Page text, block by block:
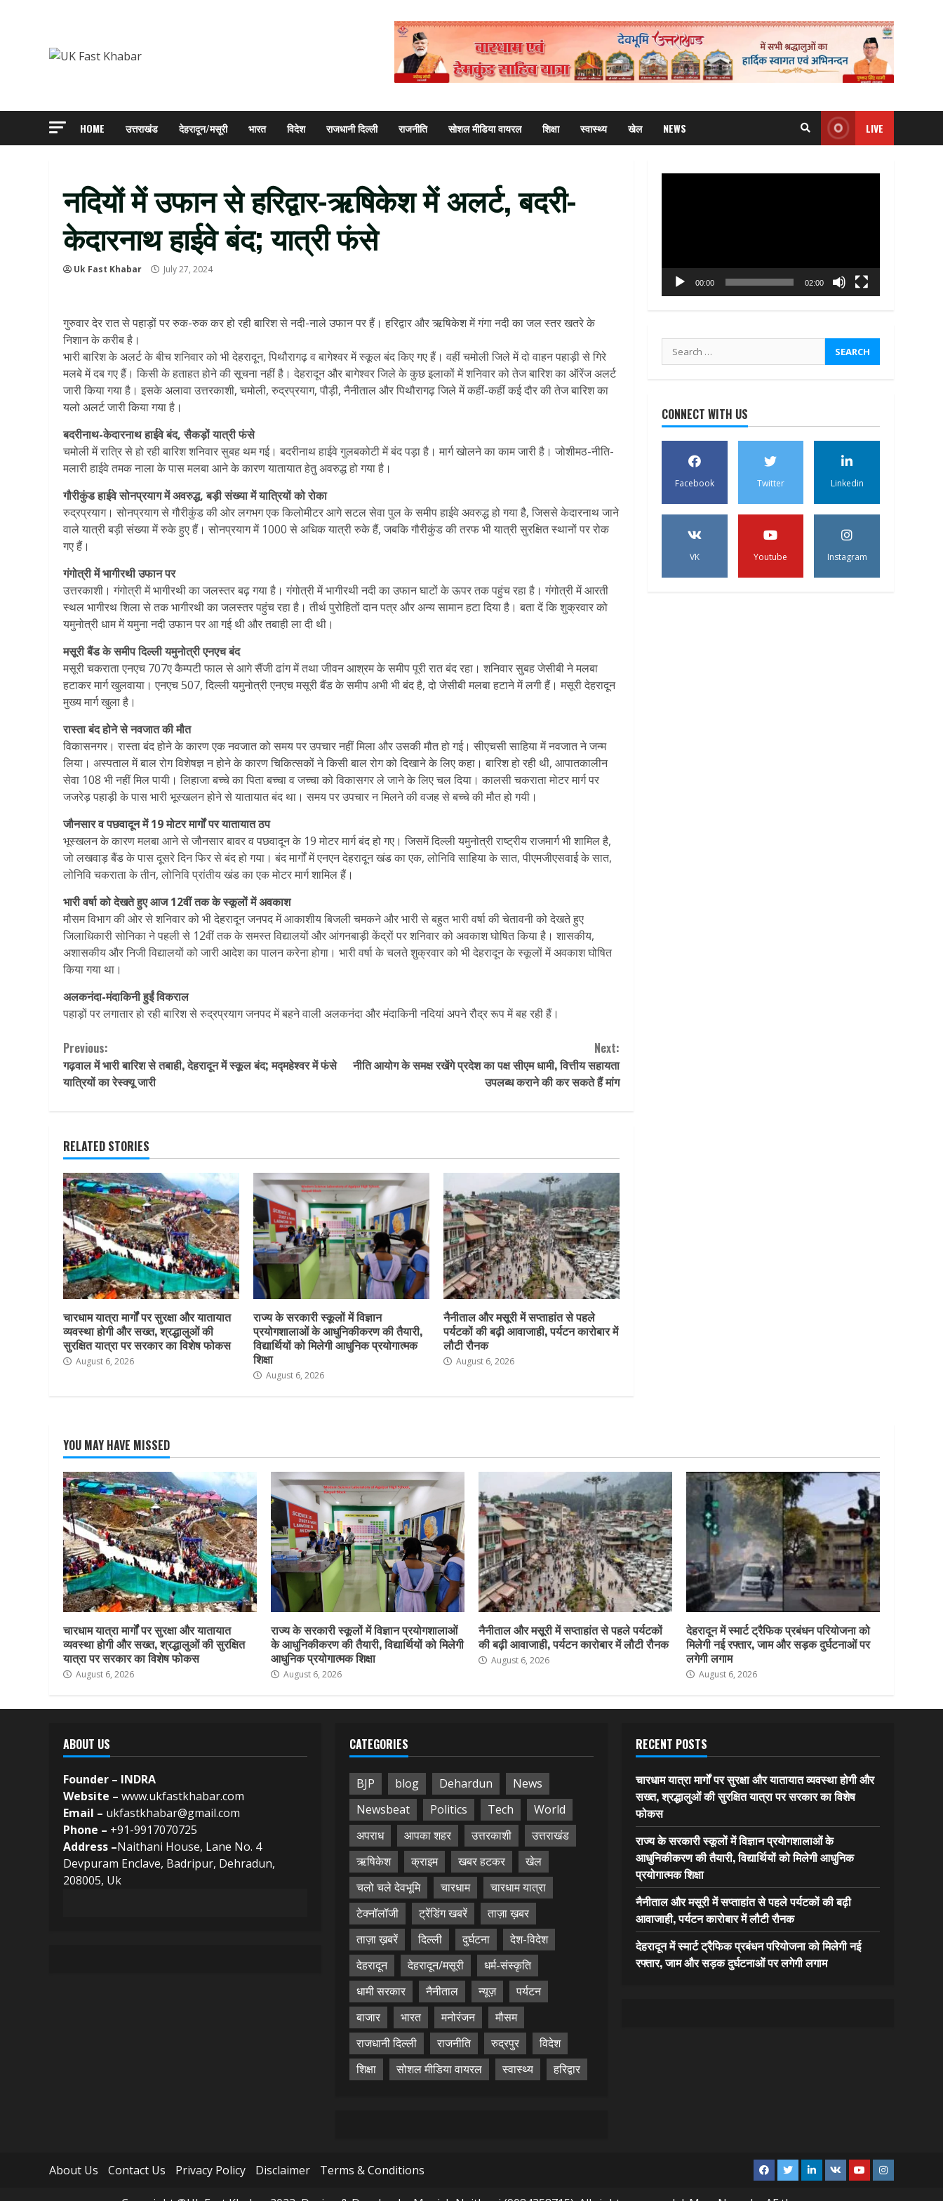
HOME उत्तराखंड देहरादून/मसूरी भारत विदेश राजधानी दिल्ली राजनीति सोशल मीडिया वायरल शिक्षा स्वास्थ्य खेल NEWS LIVE
नदियों में उफान से हरिद्वार-ऋषिकेश में अलर्ट, बदरी-
केदारनाथ हाईवे बंद; यात्री फंसे
Uk Fast Khabar July 27, 2024
गुरुवार देर रात से पहाड़ों पर रुक-रुक कर हो रही बारिश से नदी-नाले उफान पर हैं। हरिद्वार और ऋषिकेश में गंगा नदी का जल स्‍तर खतरे के
निशान के करीब है।
भारी बारिश के अलर्ट के बीच शनिवार को भी देहरादून, पिथौरागढ़ व बागेश्वर में स्‍कूल बंद किए गए हैं। वहीं चमोली जिले में दो वाहन पहाड़ी से गिरे
मलबे में दब गए हैं। किसी के हताहत होने की सूचना नहीं है। देहरादून और बागेश्वर जिले के कुछ इलाकों में शनिवार को तेज बारिश का ऑरेंज अलर्ट
जारी किया गया है। इसके अलावा उत्तरकाशी, चमोली, रुद्रप्रयाग, पौड़ी, नैनीताल और पिथौरागढ़ जिले में कहीं-कहीं कई दौर की तेज बारिश का
यलो अलर्ट जारी किया गया है।
बदरीनाथ-केदारनाथ हाईवे बंद, सैकड़ों यात्री फंसे
चमोली में रात्रि से हो रही बारिश शनिवार सुबह थम गई। बदरीनाथ हाईवे गुलबकोटी में बंद पड़ा है। मार्ग खोलने का काम जारी है। जोशीमठ-नीति-
मलारी हाईवे तमक नाला के पास मलबा आने के कारण यातायात हेतु अवरुद्ध हो गया है।
गौरीकुंड हाईवे सोनप्रयाग में अवरुद्ध, बड़ी संख्या में यात्रियों को रोका
रुद्रप्रयाग। सोनप्रयाग से गौरीकुंड की ओर लगभग एक किलोमीटर आगे सटल सेवा पुल के समीप हाईवे अवरुद्ध हो गया है, जिससे केदारनाथ जाने
वाले यात्री बड़ी संख्या में रुके हुए हैं। सोनप्रयाग में 1000 से अधिक यात्री रुके हैं, जबकि गौरीकुंड की तरफ भी यात्री सुरक्षित स्थानों पर रोक
गए हैं।
गंगोत्री में भागीरथी उफान पर
उत्तरकाशी। गंगोत्री में भागीरथी का जलस्तर बढ़ गया है। गंगोत्री में भागीरथी नदी का उफान घाटों के ऊपर तक पहुंच रहा है। गंगोत्री में आरती
स्थल भागीरथ शिला से तक भागीरथी का जलस्तर पहुंच रहा है। ‌तीर्थ पुरोहितों दान पत्र और अन्य सामान हटा दिया है। बता दें कि शुक्रवार को
यमुनोत्री धाम में यमुना नदी उफान पर आ गई थी और तबाही ला दी थी।
मसूरी बैंड के समीप दिल्ली यमुनोत्री एनएच बंद
मसूरी चकराता एनएच 707ए कैम्पटी फाल से आगे सैंजी ढांग में तथा जीवन आश्रम के समीप पूरी रात बंद रहा। शनिवार सुबह जेसीबी ने मलबा
हटाकर मार्ग खुलवाया। एनएच 507, दिल्ली यमुनोत्री एनएच मसूरी बैंड के समीप अभी भी बंद है, दो जेसीबी मलबा हटाने में लगी हैं। मसूरी देहरादून
मुख्य मार्ग खुला है।
रास्ता बंद होने से नवजात की मौत
विकासनगर। रास्‍ता बंद होने के कारण एक नवजात को समय पर उपचार नहीं मिला और उसकी मौत हो गई। सीएचसी साहिया में नवजात ने जन्म
लिया। अस्पताल में बाल रोग विशेषज्ञ न होने के कारण चिकित्सकों ने किसी बाल रोग को दिखाने के लिए कहा। बारिश हो रही थी, आपातकालीन
सेवा 108 भी नहीं मिल पायी। लिहाजा बच्चे का पिता बच्चा व जच्चा को विकासगर ले जाने के लिए चल दिया। कालसी चकराता मोटर मार्ग पर
जजरेड़ पहाड़ी के पास भारी भूस्खलन होने से यातायात बंद था। समय पर उपचार न मिलने की वजह से बच्चे की मौत हो गयी।
जौनसार व पछवादून में 19 मोटर मार्गों पर यातायात ठप
भूस्खलन के कारण मलबा आने से जौनसार बावर व पछवादून के 19 मोटर मार्ग बंद हो गए। जिसमें दिल्ली यमुनोत्री राष्ट्रीय राजमार्ग भी शामिल है,
जो लखवाड़ बैंड के पास दूसरे दिन फिर से बंद हो गया। बंद मार्गों में एनएन देहरादून खंड का एक, लोनिवि साहिया के सात, पीएमजीएसवाई के सात,
लोनिवि चकराता के तीन, लोनिवि प्रांतीय खंड का एक मोटर मार्ग शामिल हैं।
भारी वर्षा को देखते हुए आज 12वीं तक के स्कूलों में अवकाश
मौसम विभाग की ओर से शनिवार को भी देहरादून जनपद में आकाशीय बिजली चमकने और भारी से बहुत भारी वर्षा की चेतावनी को देखते हुए
जिलाधिकारी सोनिका ने पहली से 12वीं तक के समस्त विद्यालयों और आंगनबाड़ी केंद्रों पर शनिवार को अवकाश घोषित किया है। शासकीय,
अशासकीय और निजी विद्यालयों को जारी आदेश का पालन करेना होगा। भारी वर्षा के चलते शुक्रवार को भी देहरादून के स्कूलों में अवकाश घोषित
किया गया था।
अलकनंदा-मंदाकिनी हुईं विकराल
पहाड़ों पर लगातार हो रही बारिश से रुद्रप्रयाग जनपद में बहने वाली अलकनंदा और मंदाकिनी नदियां अपने रौद्र रूप में बह रही हैं।
Continue
Reading
Previous:
गढ़वाल में भारी बारिश से तबाही, देहरादून में स्‍कूल बंद; मद्महेश्वर में फंसे
यात्रियों का रेस्‍क्‍यू जारी
Next:
नीति आयोग के समक्ष रखेंगे प्रदेश का पक्ष सीएम धामी, वित्तीय सहायता
उपलब्ध कराने की कर सकते हैं मांग
RELATED STORIES
चारधाम यात्रा मार्गों पर सुरक्षा और यातायात
व्यवस्था होगी और सख्त, श्रद्धालुओं की
सुरक्षित यात्रा पर सरकार का विशेष फोकस
August 6, 2026
राज्य के सरकारी स्कूलों में विज्ञान
प्रयोगशालाओं के आधुनिकीकरण की तैयारी,
विद्यार्थियों को मिलेगी आधुनिक प्रयोगात्मक
शिक्षा
August 6, 2026
नैनीताल और मसूरी में सप्ताहांत से पहले
पर्यटकों की बढ़ी आवाजाही, पर्यटन कारोबार में
लौटी रौनक
August 6, 2026
00:00 02:00
Search
for:
CONNECT WITH US
Facebook Twitter Linkedin
VK Youtube Instagram
YOU MAY HAVE MISSED
चारधाम यात्रा मार्गों पर सुरक्षा और यातायात
व्यवस्था होगी और सख्त, श्रद्धालुओं की सुरक्षित
यात्रा पर सरकार का विशेष फोकस
August 6, 2026
राज्य के सरकारी स्कूलों में विज्ञान प्रयोगशालाओं
के आधुनिकीकरण की तैयारी, विद्यार्थियों को मिलेगी
आधुनिक प्रयोगात्मक शिक्षा
August 6, 2026
नैनीताल और मसूरी में सप्ताहांत से पहले पर्यटकों
की बढ़ी आवाजाही, पर्यटन कारोबार में लौटी रौनक
August 6, 2026
देहरादून में स्मार्ट ट्रैफिक प्रबंधन परियोजना को
मिलेगी नई रफ्तार, जाम और सड़क दुर्घटनाओं पर
लगेगी लगाम
August 6, 2026
ABOUT US
Founder – INDRA
Website – www.ukfastkhabar.com
Email – ukfastkhabar@gmail.com
Phone – +91-9917070725
Address –Naithani House, Lane No. 4
Devpuram Enclave, Badripur, Dehradun,
208005, Uk
CATEGORIES
BJP blog Dehardun
News
Newsbeat
Politics Tech
World
अपराध
आपका शहर उत्तरकाशी
उत्तराखंड
ऋषिकेश
क्राइम खबर हटकर
खेल
चलो चले देवभूमि
चारधाम
चारधाम यात्रा
टेक्नॉलॉजी
ट्रेंडिंग खबरें
ताज़ा ख़बर
ताज़ा ख़बरें
दिल्ली दुर्घटना
देश-विदेश
देहरादून
देहरादून/मसूरी
धर्म-संस्कृति
धामी सरकार
नैनीताल न्यूज़
पर्यटन
बाजार
भारत मनोरंजन
मौसम
राजधानी दिल्ली
राजनीति रुद्रपुर
विदेश
शिक्षा
सोशल मीडिया वायरल स्वास्थ्य हरिद्वार
RECENT POSTS
चारधाम यात्रा मार्गों पर सुरक्षा और यातायात व्यवस्था होगी और
सख्त, श्रद्धालुओं की सुरक्षित यात्रा पर सरकार का विशेष
फोकस
राज्य के सरकारी स्कूलों में विज्ञान प्रयोगशालाओं के
आधुनिकीकरण की तैयारी, विद्यार्थियों को मिलेगी आधुनिक
प्रयोगात्मक शिक्षा
नैनीताल और मसूरी में सप्ताहांत से पहले पर्यटकों की बढ़ी
आवाजाही, पर्यटन कारोबार में लौटी रौनक
देहरादून में स्मार्ट ट्रैफिक प्रबंधन परियोजना को मिलेगी नई
रफ्तार, जाम और सड़क दुर्घटनाओं पर लगेगी लगाम
About Us Contact Us Privacy Policy Disclaimer Terms & Conditions Facebook
TwitterLinkedin
VK YoutubeInstagram